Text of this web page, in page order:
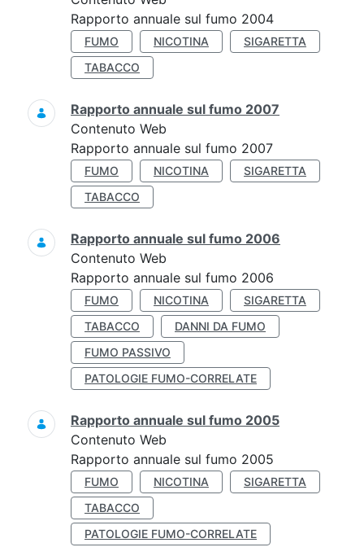
Rapporto annuale sul fumo 2004
FUMO NICOTINA
SIGARETTA
TABACCO
Rapporto annuale sul fumo 2007
Contenuto Web
Rapporto annuale sul fumo 2007
FUMO NICOTINA
SIGARETTA
TABACCO
Rapporto annuale sul fumo 2006
Contenuto Web
Rapporto annuale sul fumo 2006
FUMO NICOTINA
SIGARETTA
TABACCO
DANNI DA FUMO
FUMO PASSIVO
PATOLOGIE FUMO-CORRELATE
Rapporto annuale sul fumo 2005
Contenuto Web
Rapporto annuale sul fumo 2005
FUMO NICOTINA
SIGARETTA
TABACCO
PATOLOGIE FUMO-CORRELATE